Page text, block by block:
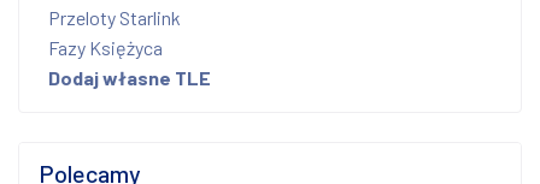
Przeloty Starlink
Fazy Księżyca
Dodaj własne TLE
Polecamy